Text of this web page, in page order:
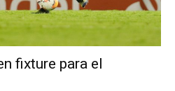
fixture para el